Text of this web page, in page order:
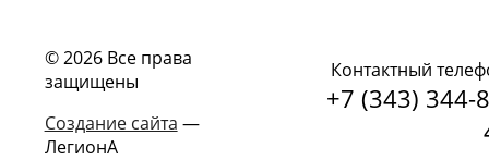
© 2026 Все права
защищены
Создание сайта —
ЛегионА
Контактный
+7 (343) 344-